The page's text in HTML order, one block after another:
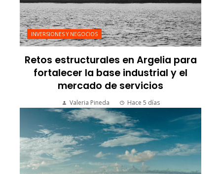
INVERSIONES Y NEGOCIOS
Retos estructurales en Argelia para
fortalecer la base industrial y el
mercado de servicios
Valeria Pineda Hace 5 días